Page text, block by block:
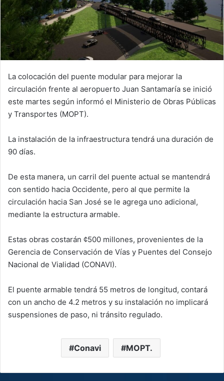
La colocación del puente modular para mejorar la
circulación frente al aeropuerto Juan Santamaría se inició
este martes según informó el Ministerio de Obras Públicas
y Transportes (MOPT).
La instalación de la infraestructura tendrá una duración de
90 días.
De esta manera, un carril del puente actual se mantendrá
con sentido hacia Occidente, pero al que permite la
circulación hacia San José se le agrega uno adicional,
mediante la estructura armable.
Estas obras costarán ¢500 millones, provenientes de la
Gerencia de Conservación de Vías y Puentes del Consejo
Nacional de Vialidad (CONAVI).
El puente armable tendrá 55 metros de longitud, contará
con un ancho de 4.2 metros y su instalación no implicará
suspensiones de paso, ni tránsito regulado.
Conavi MOPT.